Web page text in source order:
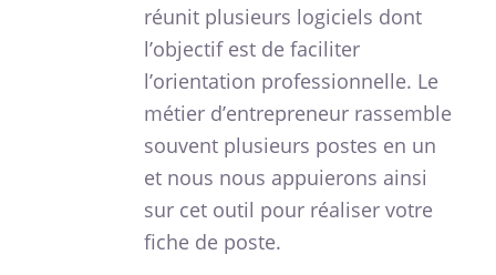
réunit plusieurs logiciels dont
l’objectif est de faciliter
l’orientation professionnelle. Le
métier d’entrepreneur rassemble
souvent plusieurs postes en un
et nous nous appuierons ainsi
sur cet outil pour réaliser votre
fiche de poste.